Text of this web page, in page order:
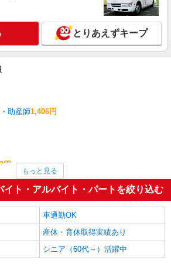
とりあえずキープ
助産師1,406円
円
1,250円
円
査1,190円
を見る
もっと見る
イト・アルバイト・パートを絞り込む
車通勤OK
産休・育休取得実績あり
シニア（60代～）活躍中